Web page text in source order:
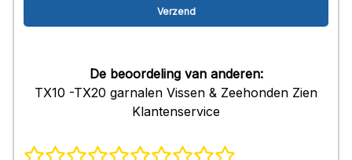
De beoordeling van anderen:
TX10 -TX20 garnalen Vissen & Zeehonden Zien
Klantenservice